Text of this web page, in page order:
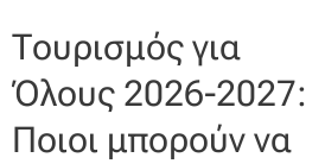
Τουρισμός για
Όλους 2026-2027:
Ποιοι μπορούν να